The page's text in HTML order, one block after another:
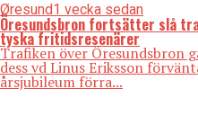
Øresund1 vecka sedan
Öresundsbron fortsätter slå
tyska fritidsresenärer
Trafiken över Öresundsbron
dess vd Linus Eriksson
årsjubileum förra...